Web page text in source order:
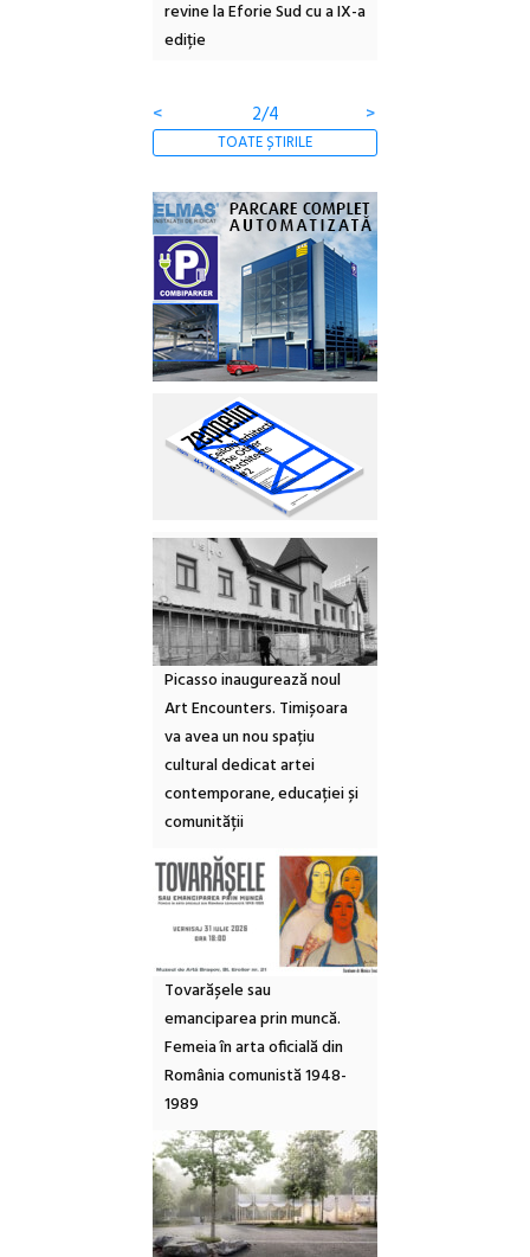
revine la Eforie Sud cu a IX-a
ediție
<
2/4 >
TOATE ȘTIRILE
Picasso inaugurează noul
Art Encounters. Timișoara
va avea un nou spațiu
cultural dedicat artei
contemporane, educației și
comunității
Tovarășele sau
emanciparea prin muncă.
Femeia în arta oficială din
România comunistă 1948-
1989